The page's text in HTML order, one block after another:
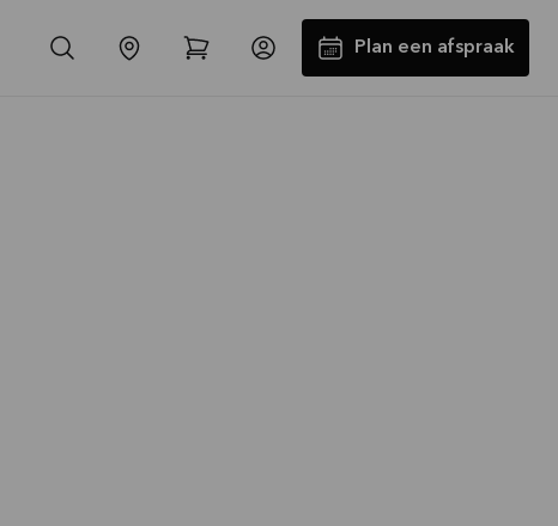
Plan een afspraak